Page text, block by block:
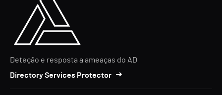
Deteção e resposta a ameaças do AD
Directory Services Protector